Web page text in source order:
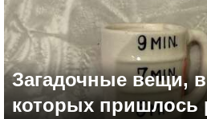
Загадочные вещи,
которых пришлось